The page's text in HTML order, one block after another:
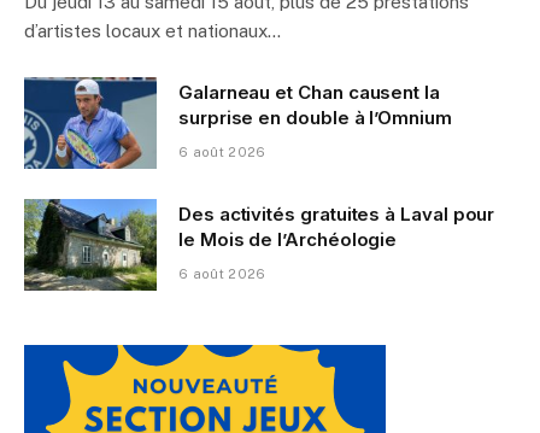
d’artistes locaux et nationaux…
Galarneau et Chan causent la
surprise en double à l’Omnium
6 août 2026
Des activités gratuites à Laval pour
le Mois de l’Archéologie
6 août 2026